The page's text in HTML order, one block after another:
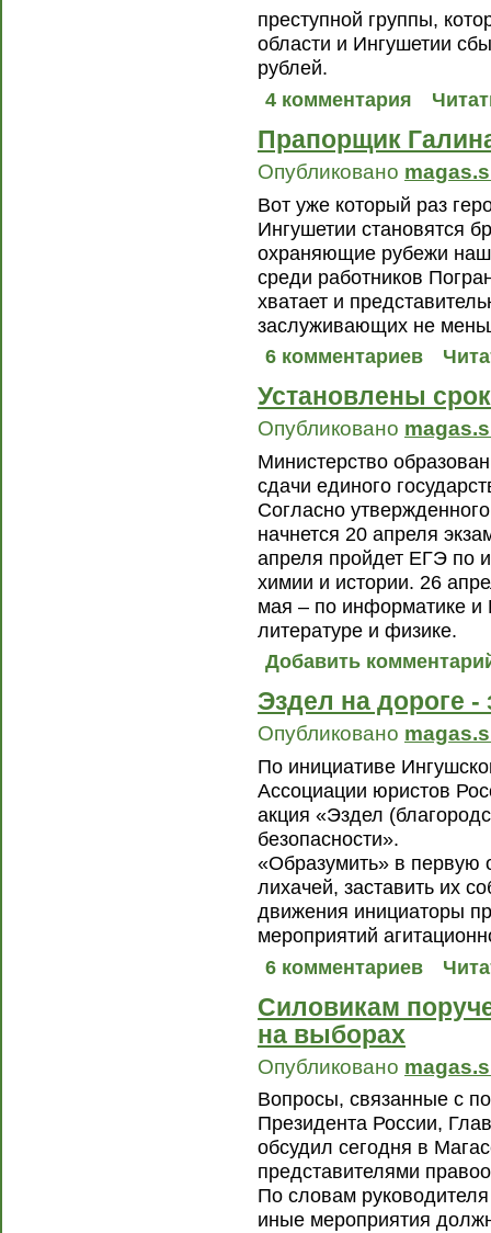
преступной группы,
области и Ингушетии
рублей.
4 комментария
Прапорщик
Опубликовано
Вот уже который раз
Ингушетии становятся
охраняющие рубежи
среди работников
хватает и
заслуживающих не
6 комментариев
Установлены
Опубликовано
Министерство
сдачи единого
Согласно
начнется 20 апреля
апреля пройдет ЕГЭ по
химии и истории. 26
мая – по информатике и
литературе и физике.
Добавить
Эздел на дороге -
Опубликовано
По инициативе
Ассоциации юристов
акция «Эздел
безопасности».
«Образумить» в первую
лихачей, заставить их
движения инициаторы
мероприятий
6 комментариев
Силовикам
на выборах
Опубликовано
Вопросы, связанные с
Президента России,
обсудил сегодня в
представителями
По словам
иные мероприятия